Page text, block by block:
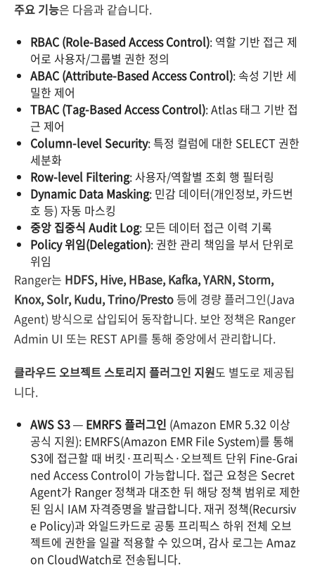
주요 기능은 다음과 같습니다.
RBAC (Role-Based Access Control): 역할 기반 접근 제
어로 사용자/그룹별 권한 정의
ABAC (Attribute-Based Access Control): 속성 기반 세
밀한 제어
TBAC (Tag-Based Access Control): Atlas 태그 기반 접
근 제어
Column-level Security: 특정 컬럼에 대한 SELECT 권한
세분화
Row-level Filtering: 사용자/역할별 조회 행 필터링
Dynamic Data Masking: 민감 데이터(개인정보, 카드번
호 등) 자동 마스킹
중앙 집중식 Audit Log: 모든 데이터 접근 이력 기록
Policy 위임(Delegation): 권한 관리 책임을 부서 단위로
위임
Ranger는 HDFS, Hive, HBase, Kafka, YARN, Storm,
Knox, Solr, Kudu, Trino/Presto등에 경량 플러그인(Java
Agent) 방식으로 삽입되어 동작합니다. 보안 정책은 Ranger
Admin UI 또는 REST API를 통해 중앙에서 관리합니다.
클라우드 오브젝트 스토리지 플러그인 지원도 별도로 제공됩
니다.
AWS S3 — EMRFS 플러그인 (Amazon EMR 5.32 이상
공식 지원): EMRFS(Amazon EMR File System)를 통해
S3에 접근할 때 버킷·프리픽스·오브젝트 단위 Fine-Grai
ned Access Control이 가능합니다. 접근 요청은 Secret
Agent가 Ranger 정책과 대조한 뒤 해당 정책 범위로 제한
된 임시 IAM 자격증명을 발급합니다. 재귀 정책(Recursiv
e Policy)과 와일드카드로 공통 프리픽스 하위 전체 오브
젝트에 권한을 일괄 적용할 수 있으며, 감사 로그는 Amaz
on CloudWatch로 전송됩니다.